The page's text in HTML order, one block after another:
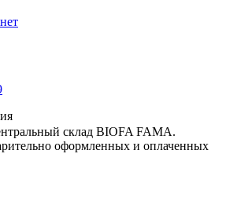
склад BIOFA FAMA.
оформленных и оплаченных